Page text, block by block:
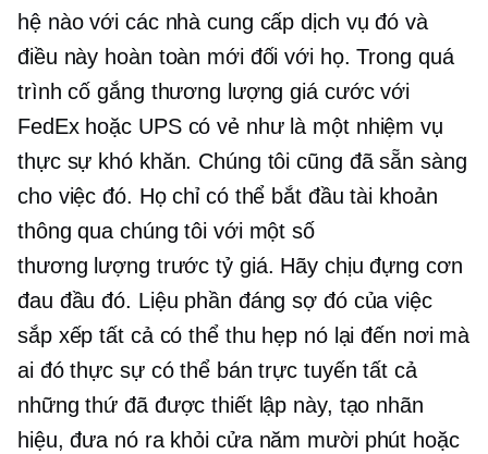
hệ nào với các nhà cung cấp dịch vụ đó và
điều này hoàn toàn mới đối với họ. Trong quá
trình cố gắng thương lượng giá cước với
FedEx hoặc UPS có vẻ như là một nhiệm vụ
thực sự khó khăn. Chúng tôi cũng đã sẵn sàng
cho việc đó. Họ chỉ có thể bắt đầu tài khoản
thông qua chúng tôi với một số
thương lượng trước tỷ giá. Hãy chịu đựng cơn
đau đầu đó. Liệu phần đáng sợ đó của việc
sắp xếp tất cả có thể thu hẹp nó lại đến nơi mà
ai đó thực sự có thể bán trực tuyến tất cả
những thứ đã được thiết lập này, tạo nhãn
hiệu, đưa nó ra khỏi cửa năm mườiphút hoặc